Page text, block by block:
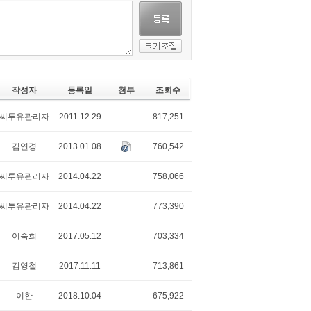
작성자 등록일 첨부 조회수
씨투유관리자 2011.12.29 817,251
김연경 2013.01.08 760,542
씨투유관리자 2014.04.22 758,066
씨투유관리자 2014.04.22 773,390
이숙희 2017.05.12 703,334
김영철 2017.11.11 713,861
이한 2018.10.04 675,922